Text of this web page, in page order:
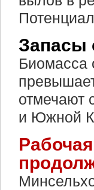
Запасы
Биомасса
отмечают
и Южной